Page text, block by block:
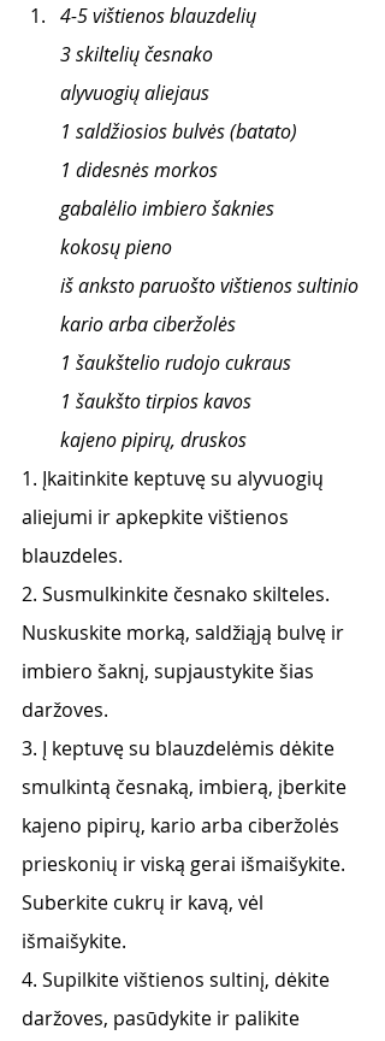
4-5 vištienos blauzdelių
3 skiltelių česnako
alyvuogių aliejaus
1 saldžiosios bulvės (batato)
1 didesnės morkos
gabalėlio imbiero šaknies
kokosų pieno
iš anksto paruošto vištienos sultinio
kario arba ciberžolės
1 šaukštelio rudojo cukraus
1 šaukšto tirpios kavos
kajeno pipirų, druskos
1. Įkaitinkite keptuvę su alyvuogių
aliejumi ir apkepkite vištienos
blauzdeles.
2. Susmulkinkite česnako skilteles.
Nuskuskite morką, saldžiąją bulvę ir
imbiero šaknį, supjaustykite šias
daržoves.
3. Į keptuvę su blauzdelėmis dėkite
smulkintą česnaką, imbierą, įberkite
kajeno pipirų, kario arba ciberžolės
prieskonių ir viską gerai išmaišykite.
Suberkite cukrų ir kavą, vėl
išmaišykite.
4. Supilkite vištienos sultinį, dėkite
daržoves, pasūdykite ir palikite